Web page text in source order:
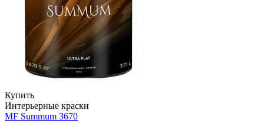
Купить
Интерьерные краски
MF Summum 3670